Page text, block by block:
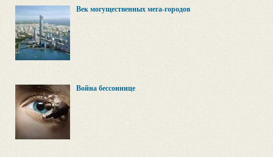
Век могущественных мега-городов
Война бессоннице